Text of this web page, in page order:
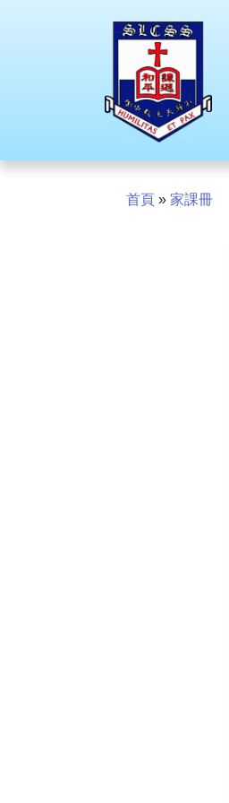
首頁 » 家課冊